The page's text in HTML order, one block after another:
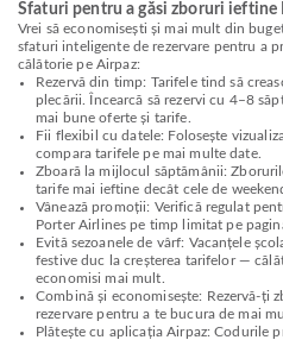
Sfaturi pentru a găsi zboruri ieftine
Vrei să economisești și mai mult din
sfaturi inteligente de rezervare pentru a
călătorie pe Airpaz:
Rezervă din timp: Tarifele tind să
plecării. Încearcă să rezervi cu 4–8
mai bune oferte și tarife.
Fii flexibil cu datele: Folosește
compara tarifele pe mai multe date.
Zboară la mijlocul săptămânii:
tarife mai ieftine decât cele de
Vânează promoții: Verifică regulat
Porter Airlines pe timp limitat pe
Evită sezoanele de vârf: Vacanțele
festive duc la creșterea tarifelor —
economisi mai mult.
Combină și economisește: Rezervă-ți
rezervare pentru a te bucura de mai
Plătește cu aplicația Airpaz: Codurile